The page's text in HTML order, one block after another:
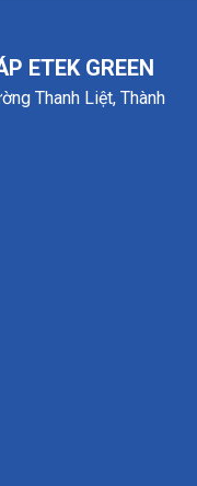
ETEK GREEN
Thanh Liệt, Thành